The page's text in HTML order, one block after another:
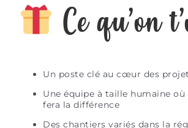
Ce qu’on
Un poste clé au cœur des
Une équipe à taille humaine
fera la différence
Des chantiers variés dans la